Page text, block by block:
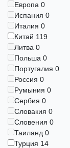
Европа 0
Испания 0
Италия 0
Китай 119
Литва 0
Польша 0
Португалия 0
Россия 0
Румыния 0
Сербия 0
Словакия 0
Словения 0
Таиланд 0
Турция 14